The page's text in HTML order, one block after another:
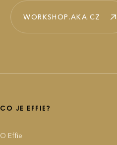
WORKSHOP.AKA.CZ
CO JE EFFIE?
O Effie